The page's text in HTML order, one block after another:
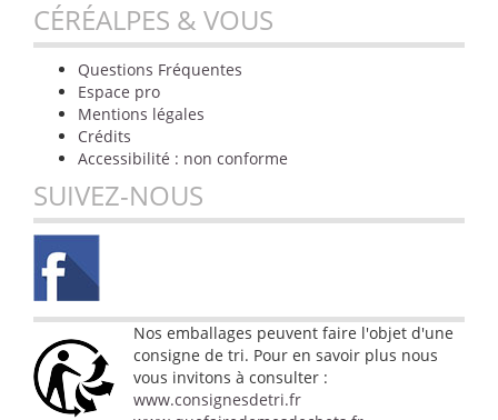
CÉRÉALPES & VOUS
Questions Fréquentes
Espace pro
Mentions légales
Crédits
Accessibilité : non conforme
SUIVEZ-NOUS
Nos emballages peuvent faire l'objet d'une
consigne de tri. Pour en savoir plus nous
vous invitons à consulter :
www.consignesdetri.fr